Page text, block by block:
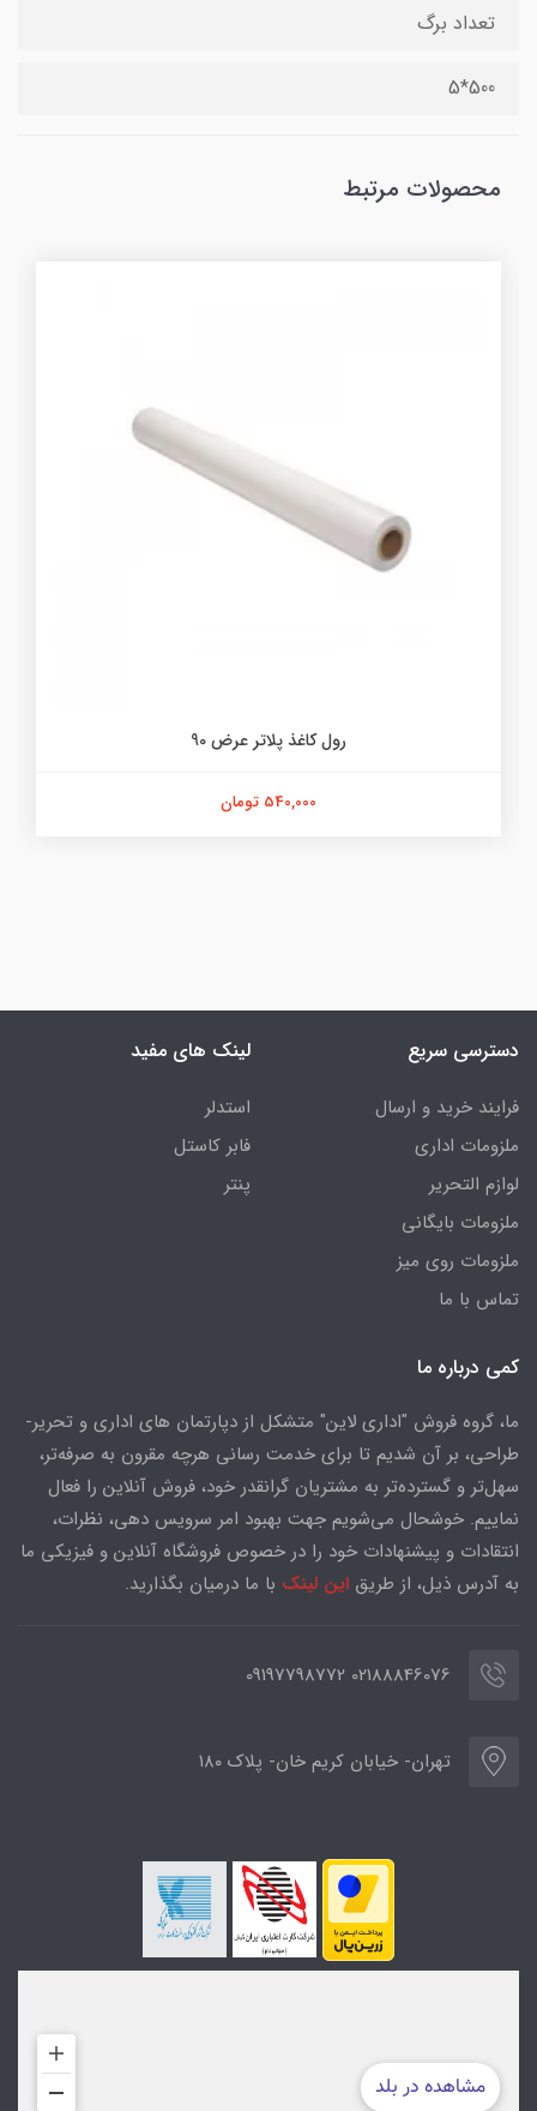
تعداد برگ
500*5
محصولات مرتبط
رول کاغذ پلاتر عرض 90
540,000 تومان
دسترسی سریع
فرایند خرید و ارسال
ملزومات اداری
لوازم التحریر
ملزومات بایگانی
ملزومات روی میز
تماس با ما
لینک های مفید
استدلر
فابر کاستل
پنتر
کمی درباره ما
ما، گروه فروش "اداری لاین" متشکل از دپارتمان های اداری و تحریر-
طراحی، بر آن شدیم تا برای خدمت رسانی هرچه مقرون به صرفه‌تر،
سهل‌تر و گسترده‌تر به مشتریان گرانقدر خود، فروش آنلاین را فعال
نماییم. خوشحال می‌شویم جهت بهبود امر سرویس دهی، نظرات،
انتقادات و پیشنهادات خود را در خصوص فروشگاه آنلاین و فیزیکی ما
به آدرس ذیل، از طریق این لینک با ما درمیان بگذارید.
02188846076 09197798772
تهران- خیابان کریم خان- پلاک ۱۸۰